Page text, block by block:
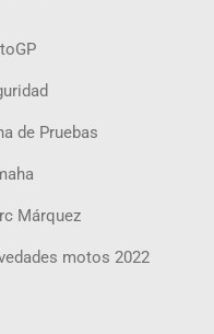
de Pruebas
Márquez
motos 2022